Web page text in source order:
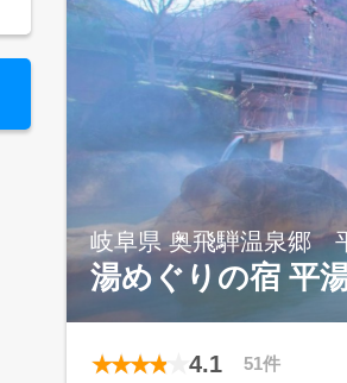
お客様の旅がいっそう豊かに
も皆様をお迎え致します。
岐阜県 奥飛騨温泉郷
湯めぐりの宿 平
4.1
51件